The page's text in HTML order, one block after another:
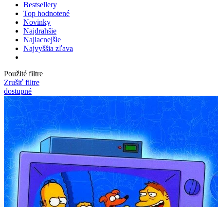
Bestsellery
Top hodnotené
Novinky
Najdrahšie
Najlacnejšie
Najvyššia zľava
Použité filtre
Zrušiť filtre
dostupné